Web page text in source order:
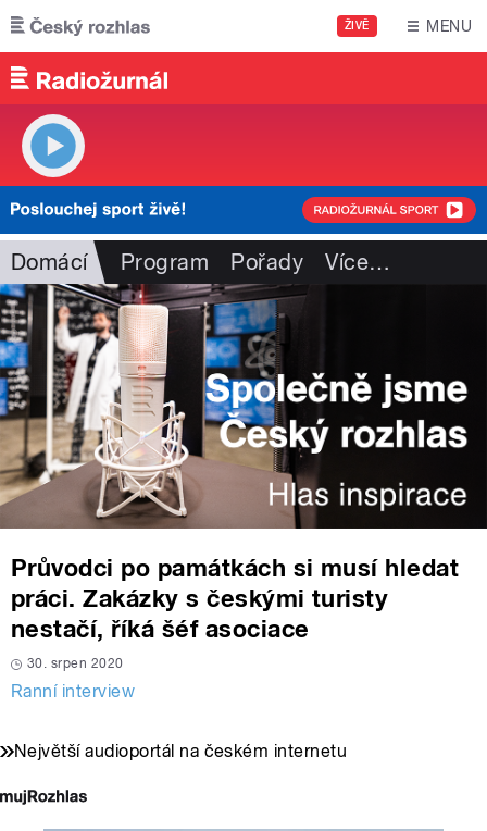
Přejít k hlavnímu obsahu
ŽIVĚ MENU
Domácí Program Pořady Více…
Průvodci po památkách si musí hledat
práci. Zakázky s českými turisty
nestačí, říká šéf asociace
30. srpen 2020
Ranní interview
Největší audioportál na českém internetu